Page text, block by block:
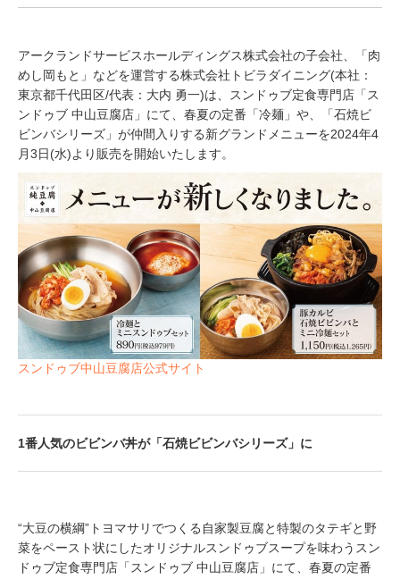
アークランドサービスホールディングス株式会社の⼦会社、「⾁
めし岡もと」などを運営する株式会社トビラダイニング(本社：
東京都千代⽥区/代表：大内 勇一)は、スンドゥブ定食専門店「ス
ンドゥブ 中山豆腐店」にて、春夏の定番「冷麺」や、「石焼ビ
ビンバシリーズ」が仲間入りする新グランドメニューを2024年4
⽉3⽇(水)より販売を開始いたします。
スンドゥブ中山豆腐店公式サイト
1番人気のビビンバ丼が「石焼ビビンバシリーズ」に
“大豆の横綱”トヨマサリでつくる自家製豆腐と特製のタテギと野
菜をペースト状にしたオリジナルスンドゥブスープを味わうスン
ドゥブ定食専門店「スンドゥブ 中山豆腐店」にて、春夏の定番